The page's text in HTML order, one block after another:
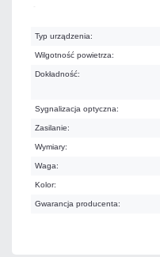
Typ urządzenia:
Wilgotność powietrza:
Dokładność:
Sygnalizacja optyczna:
Zasilanie:
Wymiary:
Waga:
Kolor:
Gwarancja producenta: